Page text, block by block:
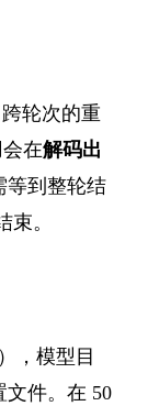
轮次的重
在解码出
到整轮结
束。
，模型目
文件。在 50